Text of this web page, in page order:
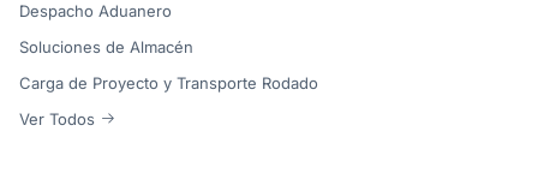
Despacho Aduanero
Soluciones de Almacén
Carga de Proyecto y Transporte Rodado
Ver Todos